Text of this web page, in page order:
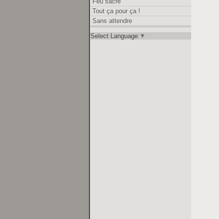
Tout ça pour ça !
Sans attendre
Select Language ▼